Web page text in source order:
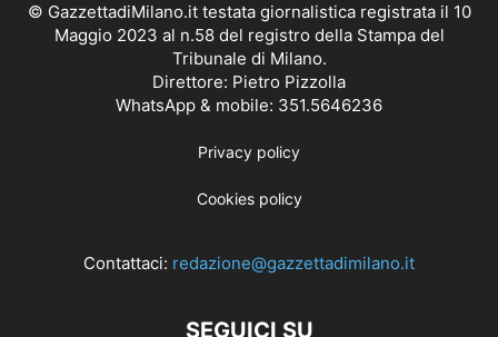
© GazzettadiMilano.it testata giornalistica registrata il 10
Maggio 2023 al n.58 del registro della Stampa del
Tribunale di Milano.
Direttore: Pietro Pizzolla
WhatsApp & mobile: 351.5646236
Privacy policy
Cookies policy
Contattaci: redazione@gazzettadimilano.it
SEGUICI SU